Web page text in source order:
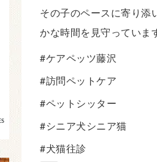
その子のペースに寄り添
かな時間を見守っていま
#ケアペッツ藤沢
#訪問ペットケア
#ペットシッター
#シニア犬シニア猫
#犬猫往診